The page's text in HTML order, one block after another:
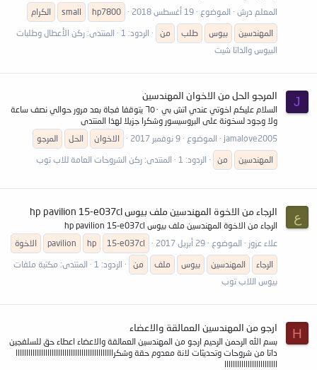
المعلم درش
الموضوع 19 أغسطس 2018 hp7800
small
الكرام
المهندسين
بيوس طلب من الردود: 1 المنتدى: ركن الأعطال وطلبات
البيوس والداتا شيت
J المرجو الحل من الاخوان المهندسين
السلام عليكم اخوتي عندي اتش بي ٦٥٠ يتوقفا فجاة بعد مرور حوالي نصف ساعة
ولا وجود لسخونة على البروسيسور وشكرا جزيلا لهذا المنتدى
jamalove2005
الموضوع 9 نوفمبر 2017 الاخوان الحل
المرجو
المهندسين
من الردود: 1 المنتدى: ركن الشروحات العامة للاب توب
ع الرجاء من الاخوة المهندسين ملف بيوس hp pavilion 15-e037cl
الرجاء من الاخوة المهندسين ملف بيوس hp pavilion 15-e037cl
علاء عزوز
الموضوع 29 أبريل 2017 15-e037cl
hp
pavilion
الاخوة
الرجاء
المهندسين بيوس ملف من الردود: 1 المنتدى: مكتبة ملفات
بيوس اللاب توب
H ارجو من المهندسين العمالقة والاعضاء
بسم الله الرحمن الرحيم ارجو من المهندسين العمالقة والاعضاء اعطاء حق للسلفجين
داتا من شروحات وتحديثات لانة معدوم حقة وشكراااااااااااااااااااااااااااااااااااااااااااااا
ااااااااااااااااااااااااا